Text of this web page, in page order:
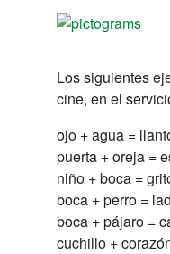
Los siguientes
cine, en el
ojo + agua =
puerta + oreja =
niño + boca =
boca + perro =
boca + pájaro =
cuchillo +